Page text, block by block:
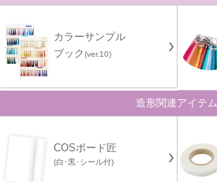
カラーサンプル
ブック(ver.10)
造形関連アイテム
COSボード匠
(白･黒･シール付)